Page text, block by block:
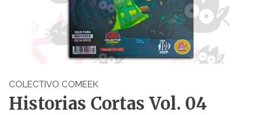
COLECTIVO COMEEK
Historias Cortas Vol. 04